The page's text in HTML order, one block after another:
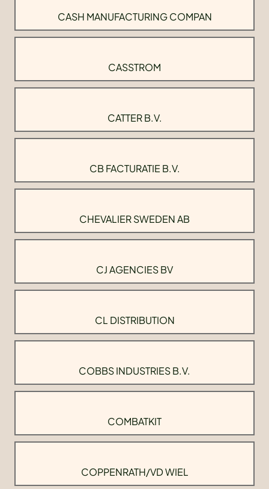
CASH MANUFACTURING COMPAN
CASSTROM
CATTER B.V.
CB FACTURATIE B.V.
CHEVALIER SWEDEN AB
CJ AGENCIES BV
CL DISTRIBUTION
COBBS INDUSTRIES B.V.
COMBATKIT
COPPENRATH/VD WIEL